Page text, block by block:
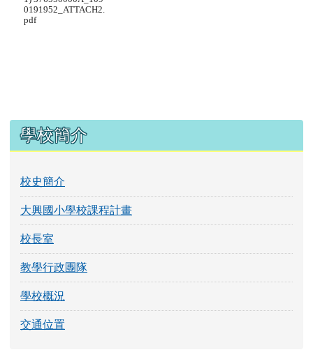
0191952_ATTACH2.
pdf
左邊區域內容
學校簡介
校史簡介
大興國小學校課程計畫
校長室
教學行政團隊
學校概況
交通位置